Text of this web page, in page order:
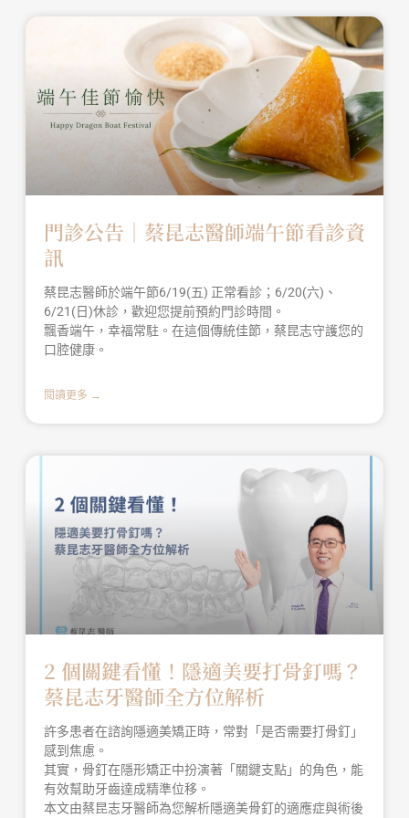
門診公告｜蔡昆志醫師端午節看診資
訊
蔡昆志醫師於端午節6/19(五) 正常看診；6/20(六)、
6/21(日)休診，歡迎您提前預約門診時間。
飄香端午，幸福常駐。在這個傳統佳節，蔡昆志守護您的
口腔健康。
閱讀更多 →
2 個關鍵看懂！隱適美要打骨釘嗎？
蔡昆志牙醫師全方位解析
許多患者在諮詢隱適美矯正時，常對「是否需要打骨釘」
感到焦慮。
其實，骨釘在隱形矯正中扮演著「關鍵支點」的角色，能
有效幫助牙齒達成精準位移。
本文由蔡昆志牙醫師為您解析隱適美骨釘的適應症與術後